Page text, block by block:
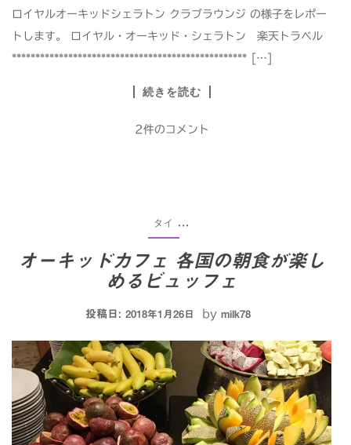
ロイヤルオーキッドシェラトン クラブラウンジ の様子をレポー
トします。 ロイヤル・オーキッド・シェラトン 楽天トラベル
************************************************** […]
続きを読む
2件のコメント
タイ
オーキッドカフェ 各国の朝食が楽し
めるビュッフェ
投稿日: 2018年1月26日 by milk78